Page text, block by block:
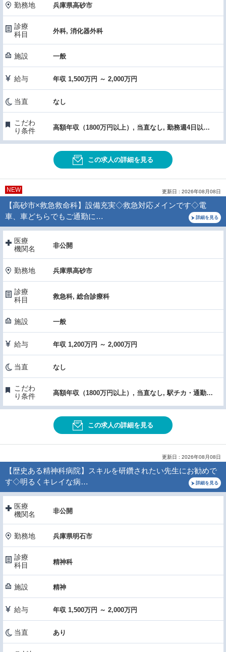
勤務地 兵庫県高砂市
診療
科目
外科, 消化器外科
施設 一般
給与 年収 1,500万円 ～ 2,000万円
当直 なし
こだわ
り条件
高額年収（1800万円以上）, 当直なし, 勤務週4日以下, 駅チカ・通勤便利, 医療機器・設備充実, 女性医師におすすめ, 託児所あり
この求人の詳細を見る
NEW 更新日 : 2026年08月08日
【高砂市×救急救命科】設備充実◇救急対応メインです◇電
車、車どちらでもご通勤に…
詳細を見る
医療
機関名
非公開
勤務地 兵庫県高砂市
診療
科目
救急科, 総合診療科
施設 一般
給与 年収 1,200万円 ～ 2,000万円
当直 なし
こだわ
り条件
高額年収（1800万円以上）, 当直なし, 駅チカ・通勤便利, 医療機器・設備充実, 女性医師におすすめ, 託児所あり
この求人の詳細を見る
更新日 : 2026年08月08日
【歴史ある精神科病院】スキルを研鑽されたい先生にお勧めで
す◇明るくキレイな病…
詳細を見る
医療
機関名
非公開
勤務地 兵庫県明石市
診療
科目
精神科
施設 精神
給与 年収 1,500万円 ～ 2,000万円
当直 あり